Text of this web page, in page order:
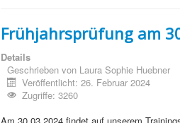
Frühjahrsprüfung am
Details
Geschrieben von Laura Sophie Huebner
Veröffentlicht: 26. Februar 2024
Zugriffe: 3260